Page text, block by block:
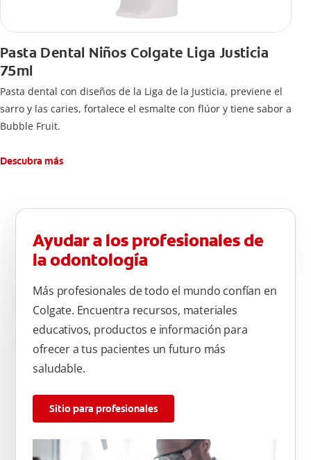
Pasta Dental Niños Colgate Liga Justicia
75ml
Pasta dental con diseños de la Liga de la Justicia, previene el
sarro y las caries, fortalece el esmalte con flúor y tiene sabor a
Bubble Fruit.
Descubra más
Ayudar a los profesionales de
la odontología
Más profesionales de todo el mundo confían en
Colgate. Encuentra recursos, materiales
educativos, productos e información para
ofrecer a tus pacientes un futuro más
saludable.
Sitio para profesionales